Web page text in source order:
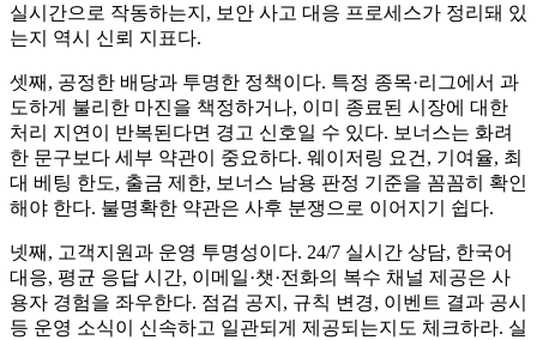
실시간으로 작동하는지, 보안 사고 대응 프로세스가 정리돼 있
는지 역시 신뢰 지표다.
셋째, 공정한 배당과 투명한 정책이다. 특정 종목·리그에서 과
도하게 불리한 마진을 책정하거나, 이미 종료된 시장에 대한
처리 지연이 반복된다면 경고 신호일 수 있다. 보너스는 화려
한 문구보다 세부 약관이 중요하다. 웨이저링 요건, 기여율, 최
대 베팅 한도, 출금 제한, 보너스 남용 판정 기준을 꼼꼼히 확인
해야 한다. 불명확한 약관은 사후 분쟁으로 이어지기 쉽다.
넷째, 고객지원과 운영 투명성이다. 24/7 실시간 상담, 한국어
대응, 평균 응답 시간, 이메일·챗·전화의 복수 채널 제공은 사
용자 경험을 좌우한다. 점검 공지, 규칙 변경, 이벤트 결과 공시
등 운영 소식이 신속하고 일관되게 제공되는지도 체크하라. 실